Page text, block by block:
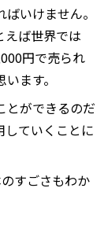
いけません。
えば世界では
円で売られ
ます。
とができるのだ
していくことに
すごさもわか